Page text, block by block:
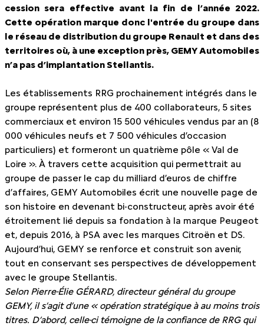
cession sera effective avant la fin de l’année 2022.
Cette opération marque donc l'entrée du groupe dans
le réseau de distribution du groupe Renault et dans des
territoires où, à une exception près, GEMY Automobiles
n’a pas d’implantation Stellantis.
Les établissements RRG prochainement intégrés dans le
groupe représentent plus de 400 collaborateurs, 5 sites
commerciaux et environ 15 500 véhicules vendus par an (8
000 véhicules neufs et 7 500 véhicules d’occasion
particuliers) et formeront un quatrième pôle « Val de
Loire ». À travers cette acquisition qui permettrait au
groupe de passer le cap du milliard d’euros de chiffre
d’affaires, GEMY Automobiles écrit une nouvelle page de
son histoire en devenant bi-constructeur, après avoir été
étroitement lié depuis sa fondation à la marque Peugeot
et, depuis 2016, à PSA avec les marques Citroën et DS.
Aujourd’hui, GEMY se renforce et construit son avenir,
tout en conservant ses perspectives de développement
avec le groupe Stellantis.
Selon Pierre-Élie GÉRARD, directeur général du groupe
GEMY, il s’agit d’une « opération stratégique à au moins trois
titres. D’abord, celle-ci témoigne de la confiance de RRG qui